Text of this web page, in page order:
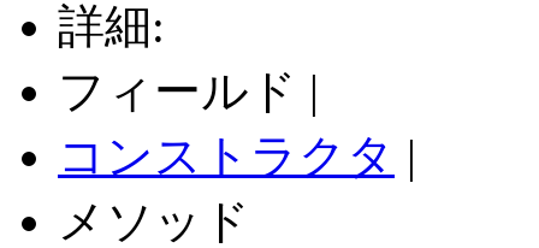
詳細:
フィールド |
コンストラクタ |
メソッド